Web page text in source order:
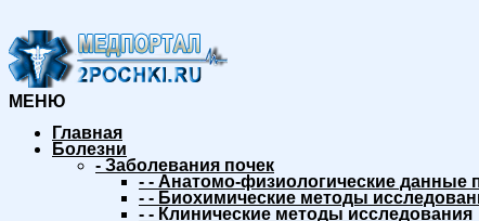
МЕНЮ
Главная
Болезни
- Заболевания почек
- - Анатомо-физиологические данные
- - Биохимические методы
- - Клинические методы исследования